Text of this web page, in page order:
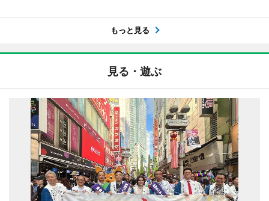
もっと見る
見る・遊ぶ